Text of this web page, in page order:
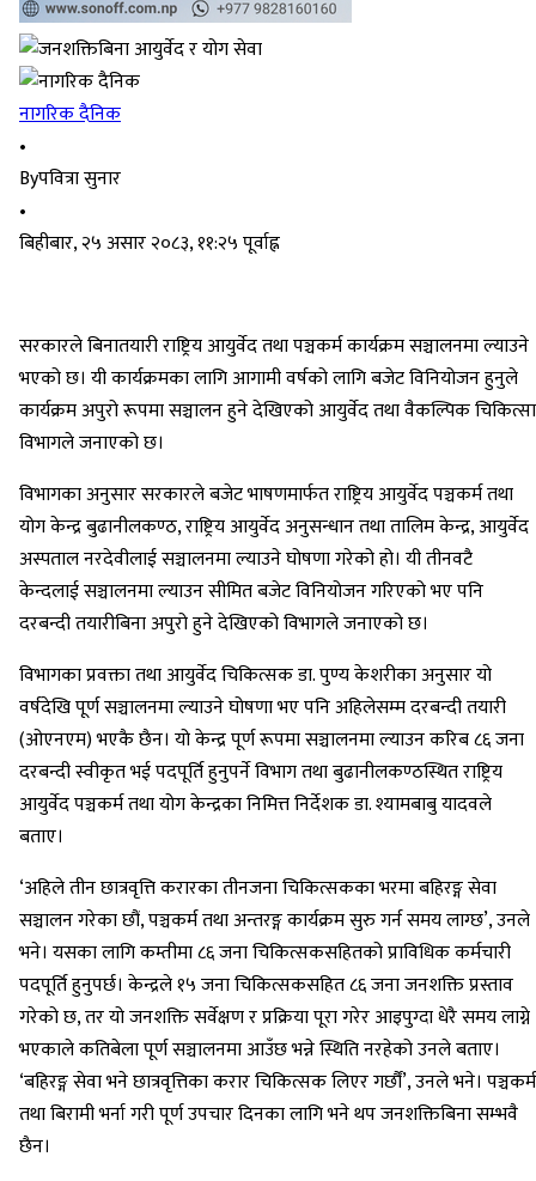
नागरिक दैनिक
•
Byपवित्रा सुनार
•
बिहीबार, २५ असार २०८३, ११:२५ पूर्वाह्न
सरकारले बिनातयारी राष्ट्रिय आयुर्वेद तथा पञ्चकर्म कार्यक्रम सञ्चालनमा ल्याउने
भएको छ। यी कार्यक्रमका लागि आगामी वर्षको लागि बजेट विनियोजन हुनुले
कार्यक्रम अपुरो रूपमा सञ्चालन हुने देखिएको आयुर्वेद तथा वैकल्पिक चिकित्सा
विभागले जनाएको छ।
विभागका अनुसार सरकारले बजेट भाषणमार्फत राष्ट्रिय आयुर्वेद पञ्चकर्म तथा
योग केन्द्र बुढानीलकण्ठ, राष्ट्रिय आयुर्वेद अनुसन्धान तथा तालिम केन्द्र, आयुर्वेद
अस्पताल नरदेवीलाई सञ्चालनमा ल्याउने घोषणा गरेको हो। यी तीनवटै
केन्दलाई सञ्चालनमा ल्याउन सीमित बजेट विनियोजन गरिएको भए पनि
दरबन्दी तयारीबिना अपुरो हुने देखिएको विभागले जनाएको छ।
विभागका प्रवक्ता तथा आयुर्वेद चिकित्सक डा. पुण्य केशरीका अनुसार यो
वर्षदेखि पूर्ण सञ्चालनमा ल्याउने घोषणा भए पनि अहिलेसम्म दरबन्दी तयारी
(ओएनएम) भएकै छैन। यो केन्द्र पूर्ण रूपमा सञ्चालनमा ल्याउन करिब ८६ जना
दरबन्दी स्वीकृत भई पदपूर्ति हुनुपर्ने विभाग तथा बुढानीलकण्ठस्थित राष्ट्रिय
आयुर्वेद पञ्चकर्म तथा योग केन्द्रका निमित्त निर्देशक डा. श्यामबाबु यादवले
बताए।
‘अहिले तीन छात्रवृत्ति करारका तीनजना चिकित्सकका भरमा बहिरङ्ग सेवा
सञ्चालन गरेका छौं, पञ्चकर्म तथा अन्तरङ्ग कार्यक्रम सुरु गर्न समय लाग्छ’, उनले
भने। यसका लागि कम्तीमा ८६ जना चिकित्सकसहितको प्राविधिक कर्मचारी
पदपूर्ति हुनुपर्छ। केन्द्रले १५ जना चिकित्सकसहित ८६ जना जनशक्ति प्रस्ताव
गरेको छ, तर यो जनशक्ति सर्वेक्षण र प्रक्रिया पूरा गरेर आइपुग्दा धेरै समय लाग्ने
भएकाले कतिबेला पूर्ण सञ्चालनमा आउँछ भन्ने स्थिति नरहेको उनले बताए।
‘बहिरङ्ग सेवा भने छात्रवृत्तिका करार चिकित्सक लिएर गर्छौं’, उनले भने। पञ्चकर्म
तथा बिरामी भर्ना गरी पूर्ण उपचार दिनका लागि भने थप जनशक्तिबिना सम्भवै
छैन।